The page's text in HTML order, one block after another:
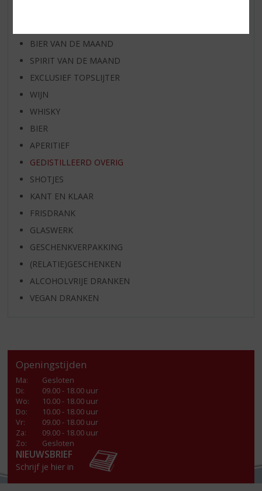
BIER VAN DE MAAND
SPIRIT VAN DE MAAND
EXCLUSIEF TOPSLIJTER
WIJN
WHISKY
BIER
APERITIEF
GEDISTILLEERD OVERIG
SHOTJES
KANT EN KLAAR
FRISDRANK
GLASWERK
GESCHENKVERPAKKING
(RELATIE)GESCHENKEN
ALCOHOLVRIJE DRANKEN
VEGAN DRANKEN
Openingstijden
Ma:
Gesloten
Di:
09.00 - 18.00 uur
Wo:
10.00 - 18.00 uur
Do:
10.00 - 18.00 uur
Vr:
09.00 - 18.00 uur
Za:
09.00 - 18.00 uur
Zo:
Gesloten
NIEUWSBRIEF
Schrijf je hier in